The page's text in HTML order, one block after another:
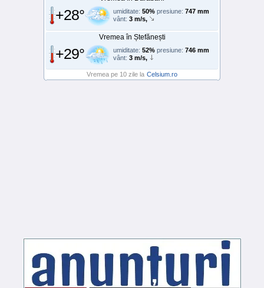
+28° umiditate: 50% presiune: 747 mm
vânt: 3 m/s,
Vremea în Ștefănești
+29° umiditate: 52% presiune: 746 mm
vânt: 3 m/s,
Vremea pe 10 zile la Celsium.ro